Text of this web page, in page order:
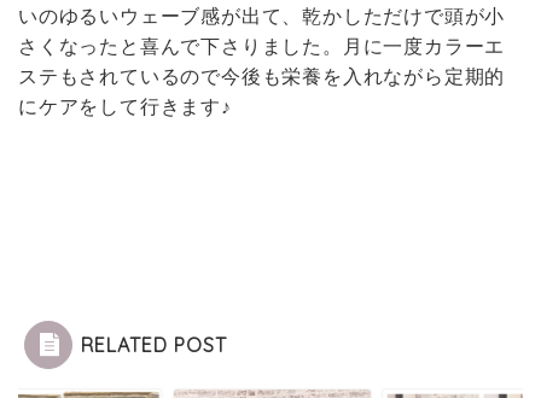
いのゆるいウェーブ感が出て、乾かしただけで頭が小
さくなったと喜んで下さりました。月に一度カラーエ
ステもされているので今後も栄養を入れながら定期的
にケアをして行きます♪
RELATED POST